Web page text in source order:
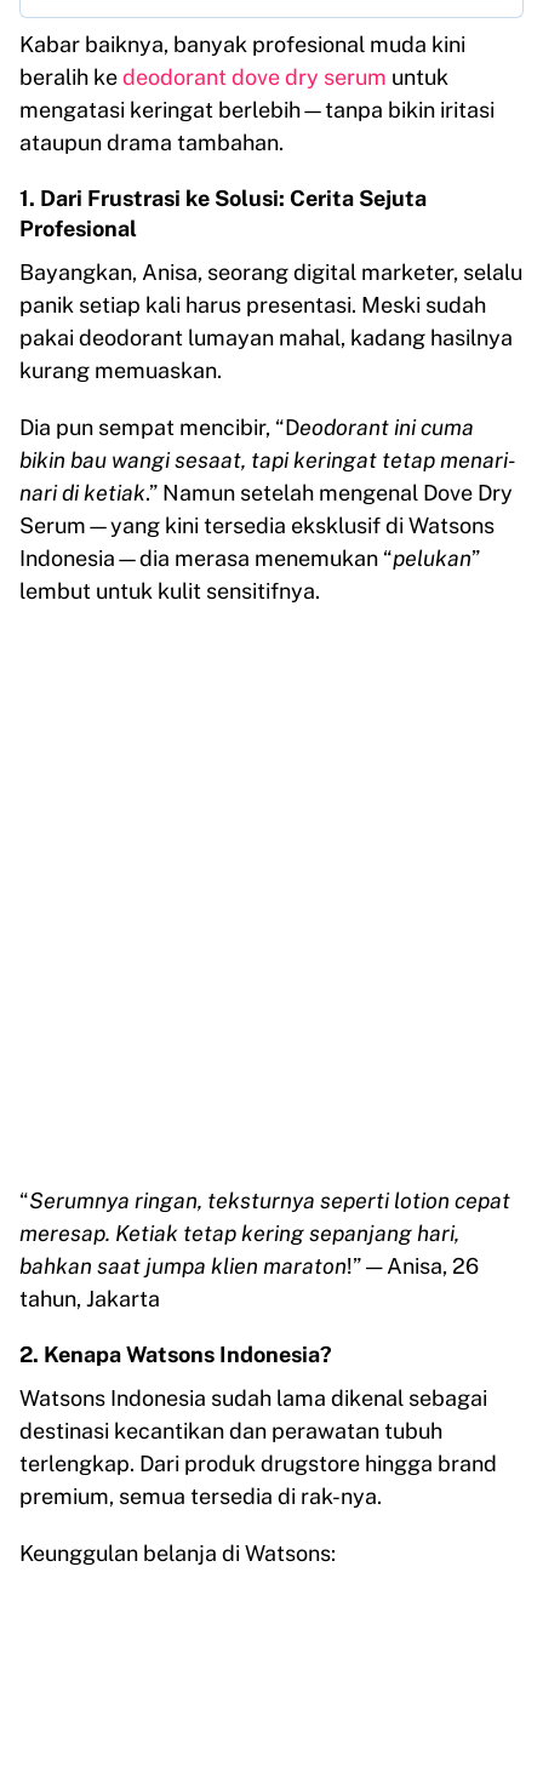
Kabar baiknya, banyak profesional muda kini
beralih kedeodorant dove dry serum untuk
mengatasi keringat berlebih—tanpa bikin iritasi
ataupun drama tambahan.
1. Dari Frustrasi ke Solusi: Cerita Sejuta
Profesional
Bayangkan, Anisa, seorang digital marketer, selalu
panik setiap kali harus presentasi. Meski sudah
pakai deodorant lumayan mahal, kadang hasilnya
kurang memuaskan.
Dia pun sempat mencibir, “Deodorant ini cuma
bikin bau wangi sesaat, tapi keringat tetap menari-
nari di ketiak.” Namun setelah mengenal Dove Dry
Serum—yang kini tersedia eksklusif di Watsons
Indonesia—dia merasa menemukan “pelukan”
lembut untuk kulit sensitifnya.
“Serumnya ringan, teksturnya seperti lotion cepat
meresap. Ketiak tetap kering sepanjang hari,
bahkan saat jumpa klien maraton!” — Anisa, 26
tahun, Jakarta
2. Kenapa Watsons Indonesia?
Watsons Indonesia sudah lama dikenal sebagai
destinasi kecantikan dan perawatan tubuh
terlengkap. Dari produk drugstore hingga brand
premium, semua tersedia di rak-nya.
Keunggulan belanja di Watsons: